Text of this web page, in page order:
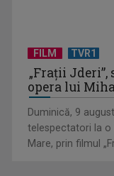
Anda Călugăreanu
votată piesă în ...
FILM TVR1
„Frații
opera lui
Duminică, 9
telespectatori la o
Mare, prin filmul